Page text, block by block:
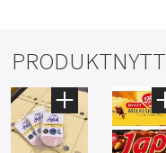
PRODUKTNYTT